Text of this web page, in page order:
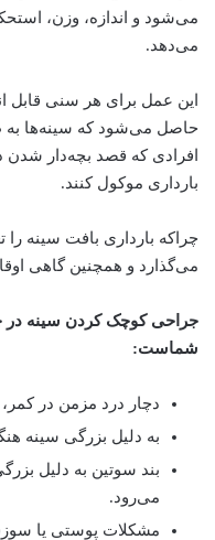
می‌شود و اندازه، وزن،
می‌دهد.
این عمل برای هر سنی قابل
حاصل می‌شود که سینه‌ها به
افرادی که قصد بچه‌دار شدن
بارداری موکول کنند.
چراکه بارداری بافت سینه را
می‌گذارد و همچنین گاهی
جراحی کوچک کردن سینه در
شماست:
دچار درد مزمن در
به دلیل بزرگی سینه
بند سوتین به دلیل
می‌رود.
مشکلات پوستی یا